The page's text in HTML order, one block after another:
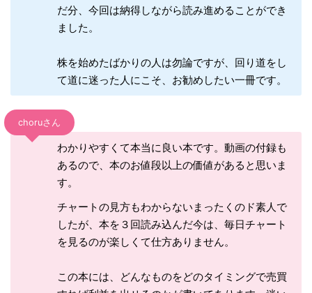
だ分、今回は納得しながら読み進めることができ
ました。
株を始めたばかりの人は勿論ですが、回り道をし
て道に迷った人にこそ、お勧めしたい一冊です。
choruさん
わかりやすくて本当に良い本です。動画の付録も
あるので、本のお値段以上の価値があると思いま
す。
チャートの見方もわからないまったくのド素人で
したが、本を３回読み込んだ今は、毎日チャート
を見るのが楽しくて仕方ありません。
この本には、どんなものをどのタイミングで売買